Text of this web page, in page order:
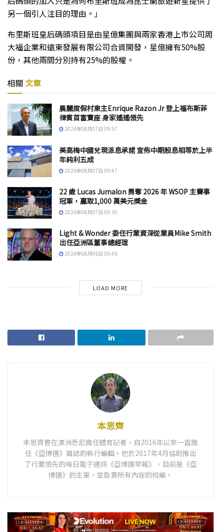
另一個引人注目的理由。」
布里斯班皇后碼頭項目是由星億集團與兩家香港上市公司周
大福企業和遠東發展有限公司合資開發，星億擁有50%股
份，其他兩間分別持有25%的股權。
相關 文章
晨麗度假村東主Enrique Razon Jr 登上福布斯菲
律賓首富寶座 身家遙遙領先
2026年08月07日 09:57
美高梅中國兌現派息承諾 宣佈中期股息相等於上半
年純利五成
2026年08月07日 09:47
22 歲 Lucas Jumalon 勇奪 2026 年 WSOP 主賽事
冠軍，贏取1,000 萬美元獎金
2026年08月07日 09:30
Light & Wonder 委任行業資深從業員Mike Smith
出任亞洲區董事總經理
2026年08月06日 09:46
LOAD MORE
本思齊
本思齊曾在澳洲悉尼擔任體育記者，自2016年以來一直擔
任《亞博匯》雜誌的執行編輯。他於2017年4月協助推出
了行業領先的每日電子通訊《亞博匯早報》，目前是《亞
博匯》的主筆，並負責所有內容的校編。